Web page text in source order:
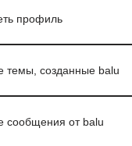
профиль
темы, созданные balu
сообщения от balu